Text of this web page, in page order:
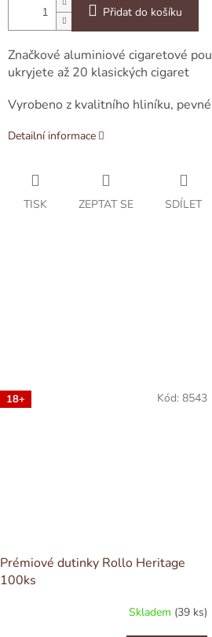
Přidat do košíku
Značkové aluminiové cigaretové
ukryjete až 20 klasických cigaret
Vyrobeno z kvalitního hliníku,
Detailní informace
TISK ZEPTAT SE SDÍLET
18+
Prémiové dutinky Rollo Heritage
100ks
Skladem (39 ks)
Kód: 8543